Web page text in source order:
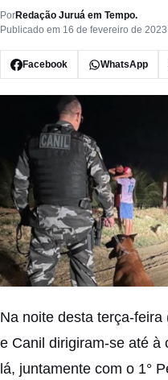
PorRedação Juruá em Tempo.
Publicado em 16 de fevereiro de
Facebook WhatsApp
Na noite desta terça-
e Canil dirigiram-se até à
lá, juntamente com o 1°